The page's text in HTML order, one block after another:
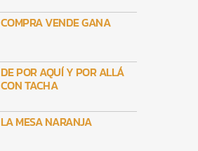
COMPRA VENDE GANA
DE POR AQUÍ Y POR ALLÁ
CON TACHA
LA MESA NARANJA